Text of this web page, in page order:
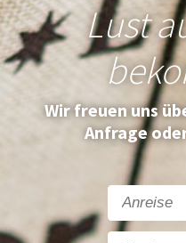
Lust
Wir freuen uns
Anfrage